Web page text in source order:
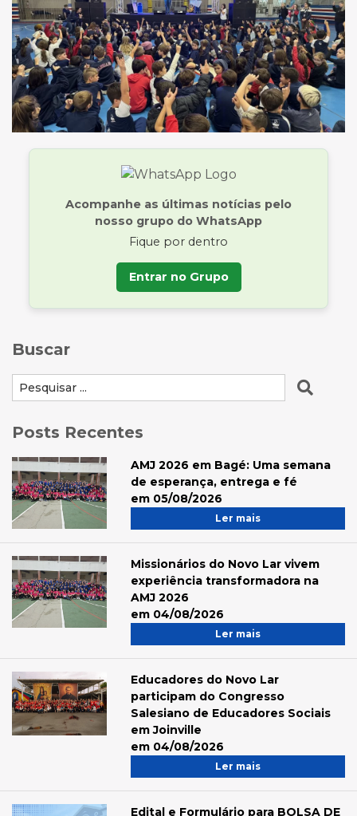
Acompanhe as últimas notícias pelo
nosso grupo do WhatsApp
Fique por dentro
Entrar no Grupo
Buscar
Posts Recentes
AMJ 2026 em Bagé: Uma semana
de esperança, entrega e fé
em 05/08/2026
Ler mais
Missionários do Novo Lar vivem
experiência transformadora na
AMJ 2026
em 04/08/2026
Ler mais
Educadores do Novo Lar
participam do Congresso
Salesiano de Educadores Sociais
em Joinville
em 04/08/2026
Ler mais
Edital e Formulário para BOLSA DE